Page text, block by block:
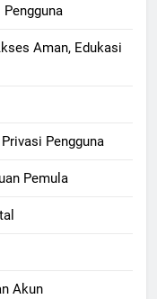
Aman, Edukasi
Pengguna
Pemula
Akun